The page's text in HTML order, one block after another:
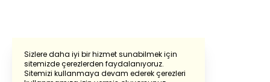
Sizlere daha iyi bir hizmet sunabilmek için
sitemizde çerezlerden faydalanıyoruz.
Sitemizi kullanmaya devam ederek çerezleri
Powered by Translate